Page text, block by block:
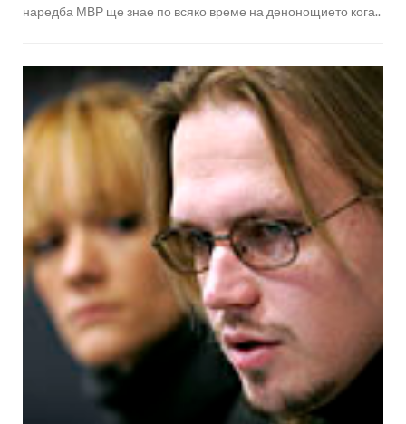
наредба МВР ще знае по всяко време на денонощието кога..